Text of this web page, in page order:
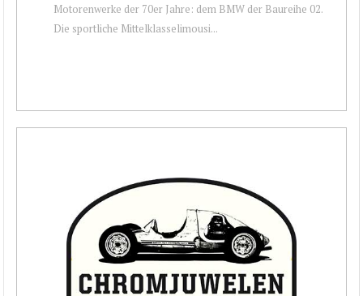
Motorenwerke der 70er Jahre: dem BMW der Baureihe 02.
Die sportliche Mittelklasselimousi...